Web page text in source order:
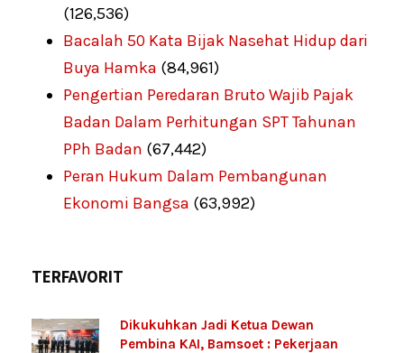
(126,536)
Bacalah 50 Kata Bijak Nasehat Hidup dari
Buya Hamka (84,961)
Pengertian Peredaran Bruto Wajib Pajak
Badan Dalam Perhitungan SPT Tahunan
PPh Badan (67,442)
Peran Hukum Dalam Pembangunan
Ekonomi Bangsa (63,992)
TERFAVORIT
Dikukuhkan Jadi Ketua Dewan
Pembina KAI, Bamsoet : Pekerjaan